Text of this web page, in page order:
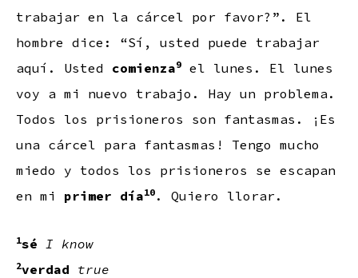
trabajar en la cárcel por favor?”. El
hombre dice: “Sí, usted puede trabajar
aquí. Usted comienza9
el lunes. El lunes
voy a mi nuevo trabajo. Hay un problema.
Todos los prisioneros son fantasmas. ¡Es
una cárcel para fantasmas! Tengo mucho
miedo y todos los prisioneros se escapan
en mi primer día10 . Quiero llorar.
1sé I know
2verdad true